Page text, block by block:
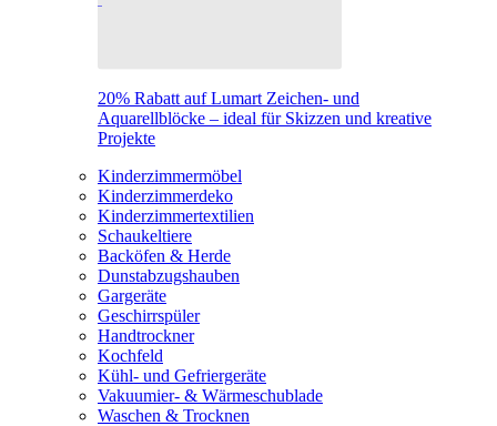
20% Rabatt auf Lumart Zeichen- und
Aquarellblöcke – ideal für Skizzen und kreative
Projekte
Kinderzimmermöbel
Kinderzimmerdeko
Kinderzimmertextilien
Schaukeltiere
Backöfen & Herde
Dunstabzugshauben
Gargeräte
Geschirrspüler
Handtrockner
Kochfeld
Kühl- und Gefriergeräte
Vakuumier- & Wärmeschublade
Waschen & Trocknen